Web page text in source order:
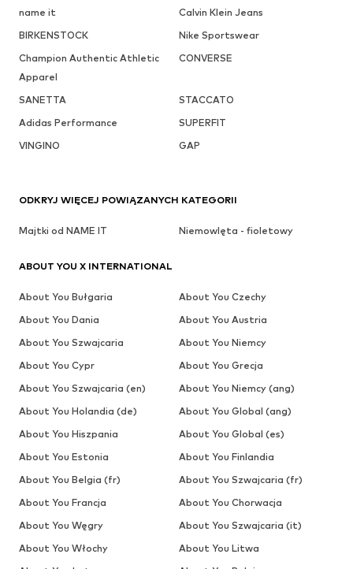
name it
Calvin Klein Jeans
BIRKENSTOCK
Nike Sportswear
Champion Authentic Athletic
Apparel
CONVERSE
SANETTA
STACCATO
Adidas Performance
SUPERFIT
VINGINO
GAP
ODKRYJ WIĘCEJ POWIĄZANYCH KATEGORII
Majtki od NAME IT Niemowlęta - fioletowy
ABOUT YOU X INTERNATIONAL
About You Bułgaria
About You Czechy
About You Dania
About You Austria
About You Szwajcaria
About You Niemcy
About You Cypr
About You Grecja
About You Szwajcaria (en)
About You Niemcy (ang)
About You Holandia (de)
About You Global (ang)
About You Hiszpania
About You Global (es)
About You Estonia
About You Finlandia
About You Belgia (fr)
About You Szwajcaria (fr)
About You Francja
About You Chorwacja
About You Węgry
About You Szwajcaria (it)
About You Włochy
About You Litwa